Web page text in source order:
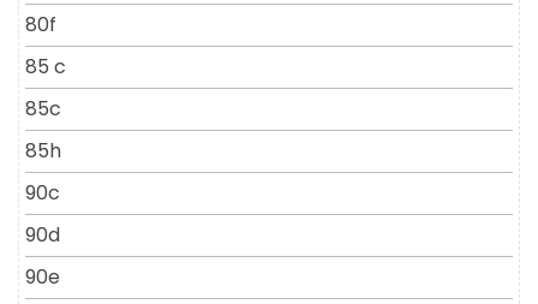
80f
85 c
85c
85h
90c
90d
90e